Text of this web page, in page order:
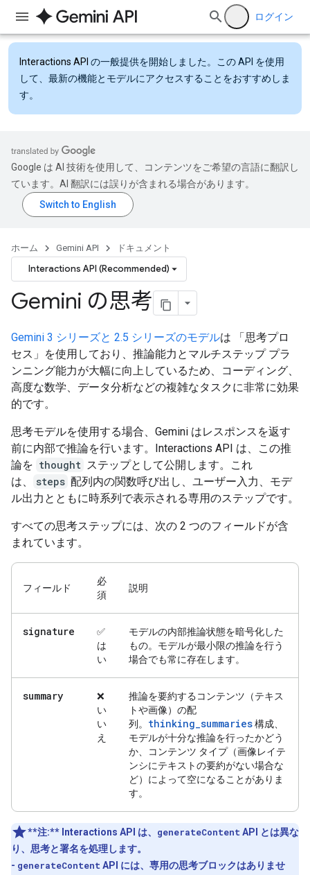
ログイン
Interactions API の一般提供を開始しました。この API を使用
して、最新の機能とモデルにアクセスすることをおすすめしま
す。
Google は AI 技術を使用して、コンテンツをご希望の言語に翻訳し
ています。AI 翻訳には誤りが含まれる場合があります。
ホーム Gemini API ドキュメント
Interactions API (Recommended)
Gemini の思考
Gemini 3 シリーズと 2.5 シリーズのモデルは 「思考プロ
セス」を使用しており、推論能力とマルチステップ プラ
ンニング能力が大幅に向上しているため、コーディング、
高度な数学、データ分析などの複雑なタスクに非常に効果
的です。
思考モデルを使用する場合、Gemini はレスポンスを返す
前に内部で推論を行います。Interactions API は、この推
論を thought ステップとして公開します。これ
は、
steps 配列内の関数呼び出し、ユーザー入力、モデ
ル出力とともに時系列で表示される専用のステップです。
すべての思考ステップには、次の 2 つのフィールドが含
まれています。
フィールド
必
須
説明
signature
✅
は
い
モデルの内部推論状態を暗号化した
もの。モデルが最小限の推論を行う
場合でも常に存在します。
summary
❌
い
い
え
推論を要約するコンテンツ（テキス
トや画像）の配
列。 thinking_summaries構成、
モデルが十分な推論を行ったかどう
か、コンテンツ タイプ（画像レイテ
ンシにテキストの要約がない場合な
ど）によって空になることがありま
す。
**注:** Interactions API は、 generateContent API とは異な
り、思考と署名を処理します。
- generateContent API には、専用の思考ブロックはありませ